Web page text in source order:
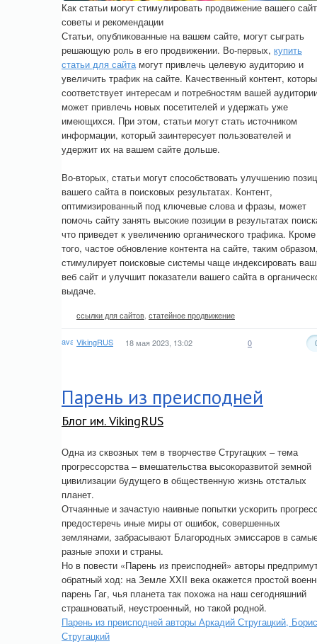
Как статьи могут стимулировать продвижение вашего
советы и рекомендации
Статьи, опубликованные на вашем сайте, могут сыграть
решающую роль в его продвижении. Во-первых, купить
статьи для сайтамогут привлечь целевую аудиторию и
увеличить трафик на сайте. Качественный контент,
соответствует интересам и потребностям вашей
может привлечь новых посетителей и удержать уже
имеющихся. При этом, статьи могут стать источником
информации, который заинтересует пользователей и
удержит их на вашем сайте дольше.
Во-вторых, статьи могут способствовать улучшению
вашего сайта в поисковых результатах. Контент,
оптимизированный под ключевые слова и фразы, может
помочь сайту занять высокие позиции в результатах
что приведет к увеличению органического трафика. Кроме
того, частое обновление контента на сайте, таким
стимулирует поисковые системы чаще индексировать ваш
веб сайт и улучшит показатели вашего сайта в
выдаче.
ссылки для сайтов, статейное продвижение
VikingRUS 18 мая 2023, 13:02 0
Парень из преисподней
Блог им. VikingRUS
Одна из сквозных тем в творчестве Стругацких – тема
прогрессорства – вмешательства высокоразвитой земной
цивилизации будущего в общественную жизнь отсталых
планет.
Отчаянные и зачастую наивные попытки ускорить
предостеречь иные миры от ошибок, совершенных
землянами, забрасывают Благородных эмиссаров в
разные эпохи и страны.
Но в повести «Парень из преисподней» авторы
обратный ход: на Земле XXII века окажется простой
парень Гаг, чья планета так похожа на наш сегодняшний
страшноватый, неустроенный, но такой родной.
Парень из преисподней авторы Аркадий Стругацкий, Борис
Стругацкий